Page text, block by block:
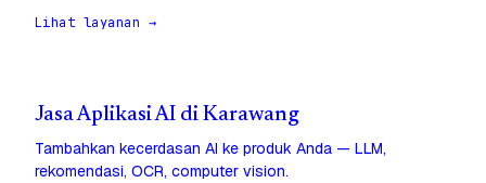
Lihat layanan →
Jasa Aplikasi AI di Karawang
Tambahkan kecerdasan AI ke produk Anda — LLM,
rekomendasi, OCR, computer vision.